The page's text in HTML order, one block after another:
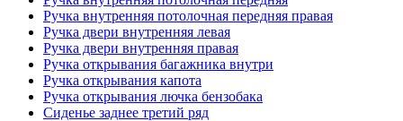
Ручка внутренняя потолочная передняя правая
Ручка двери внутренняя левая
Ручка двери внутренняя правая
Ручка открывания багажника внутри
Ручка открывания капота
Ручка открывания лючка бензобака
Сиденье заднее третий ряд